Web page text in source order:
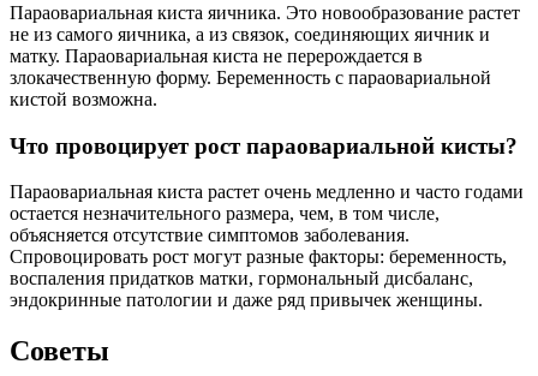
Параовариальная киста яичника. Это новообразование растет
не из самого яичника, а из связок, соединяющих яичник и
матку. Параовариальная киста не перерождается в
злокачественную форму. Беременность с параовариальной
кистой возможна.
Что провоцирует рост параовариальной кисты?
Параовариальная киста растет очень медленно и часто годами
остается незначительного размера, чем, в том числе,
объясняется отсутствие симптомов заболевания.
Спровоцировать рост могут разные факторы: беременность,
воспаления придатков матки, гормональный дисбаланс,
эндокринные патологии и даже ряд привычек женщины.
Советы